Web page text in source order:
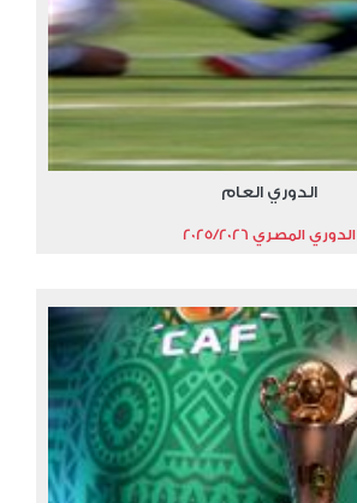
الدوري العام
الدوري المصري 2025/2026